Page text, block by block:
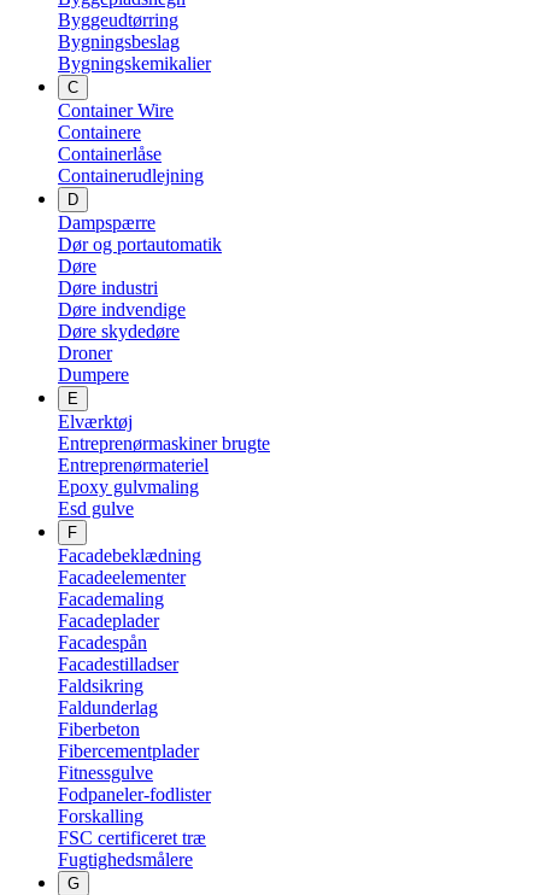
Byggeudtørring
Bygningsbeslag
Bygningskemikalier
C
Container Wire
Containere
Containerlåse
Containerudlejning
D
Dampspærre
Dør og portautomatik
Døre
Døre industri
Døre indvendige
Døre skydedøre
Droner
Dumpere
E
Elværktøj
Entreprenørmaskiner brugte
Entreprenørmateriel
Epoxy gulvmaling
Esd gulve
F
Facadebeklædning
Facadeelementer
Facademaling
Facadeplader
Facadespån
Facadestilladser
Faldsikring
Faldunderlag
Fiberbeton
Fibercementplader
Fitnessgulve
Fodpaneler-fodlister
Forskalling
FSC certificeret træ
Fugtighedsmålere
G